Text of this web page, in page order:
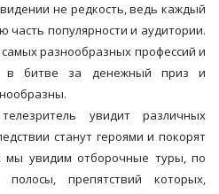
не редкость, ведь каждый
часть популярности и аудитории.
разнообразных профессий и
в битве за денежный приз и
увидит различных
станут героями и покорят
мы увидим отборочные туры, по
полосы, препятствий которых,